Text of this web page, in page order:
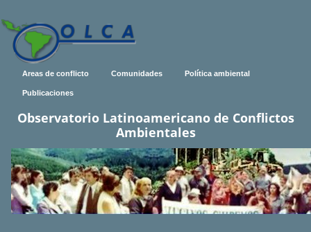
Areas de conflicto Comunidades Política ambiental
Publicaciones
Observatorio Latinoamericano de Conflictos
Ambientales